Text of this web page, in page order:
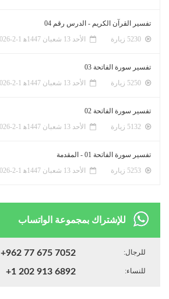
تفسير القرآن الكريم - الدرس رقم 04
الأحد 13 شعبان 1447ﻫ 1-2-2026م
تفسير سورة الفاتحة 03
الأحد 13 شعبان 1447ﻫ 1-2-2026م
تفسير سورة الفاتحة 02
الأحد 13 شعبان 1447ﻫ 1-2-2026م
تفسير سورة الفاتحة 01 - المقدمة
الأحد 13 شعبان 1447ﻫ 1-2-2026م
للإشتراك بمجموعة الواتساب
للرجال: +962 77 675 7052
للنساء: +1 202 913 6892